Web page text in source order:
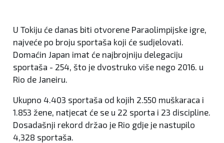
U Tokiju će danas biti otvorene Paraolimpijske igre,
najveće po broju sportaša koji će sudjelovati.
Domaćin Japan imat će najbrojniju delegaciju
sportaša - 254, što je dvostruko više nego 2016. u
Rio de Janeiru.
Ukupno 4.403 sportaša od kojih 2.550 muškaraca i
1.853 žene, natjecat će se u 22 sporta i 23 discipline.
Dosadašnji rekord držao je Rio gdje je nastupilo
4,328 sportaša.